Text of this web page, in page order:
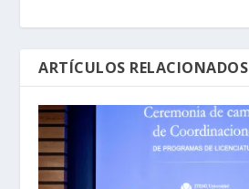
ARTÍCULOS RELACIONADOS